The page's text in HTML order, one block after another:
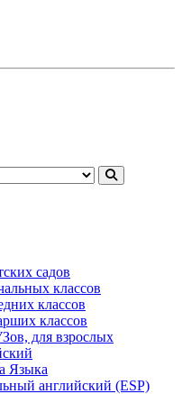
садов
классов
классов
классов
для взрослых
Языка
английский (ESP)